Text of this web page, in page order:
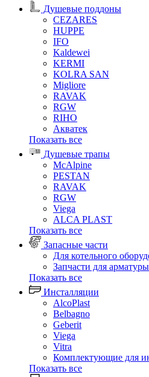
Душевые поддоны
CEZARES
HUPPE
IFO
Kaldewei
KERMI
KOLRA SAN
Migliore
RAVAK
RGW
RIHO
Акватек
Показать все
Душевые трапы
McAlpine
PESTAN
RAVAK
RGW
Viega
АLCA PLAST
Показать все
Запасные части
Для котельного
Запчасти для
Показать все
Инсталляции
AlcoPlast
Belbagno
Geberit
Viega
Vitra
Комплектующие для
Показать все